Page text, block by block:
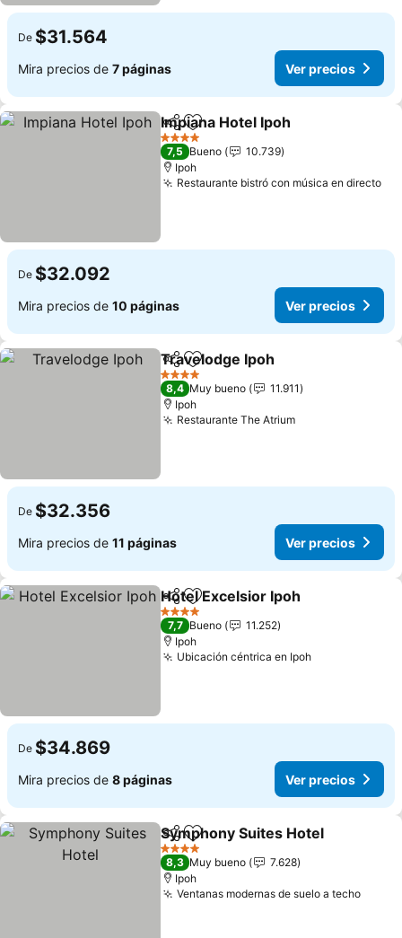
De $31.564
Mira precios de 7 páginas Ver precios
CompartirAgregar a favoritos
Impiana Hotel Ipoh
4 Estrellas
7,5 Bueno
10.739
Ipoh
Restaurante bistró con música en directo
De $32.092
Mira precios de 10 páginas Ver precios
Compartir
Agregar a favoritos
Travelodge Ipoh
4 Estrellas
8,4 Muy bueno
11.911
Ipoh
Restaurante The Atrium
De $32.356
Mira precios de 11 páginas Ver precios
CompartirAgregar a favoritos
Hotel Excelsior Ipoh
4 Estrellas
7,7 Bueno
11.252
Ipoh
Ubicación céntrica en Ipoh
De $34.869
Mira precios de 8 páginas Ver precios
CompartirAgregar a favoritos
Symphony Suites Hotel
4 Estrellas
8,3 Muy bueno
7.628
Ipoh
Ventanas modernas de suelo a techo